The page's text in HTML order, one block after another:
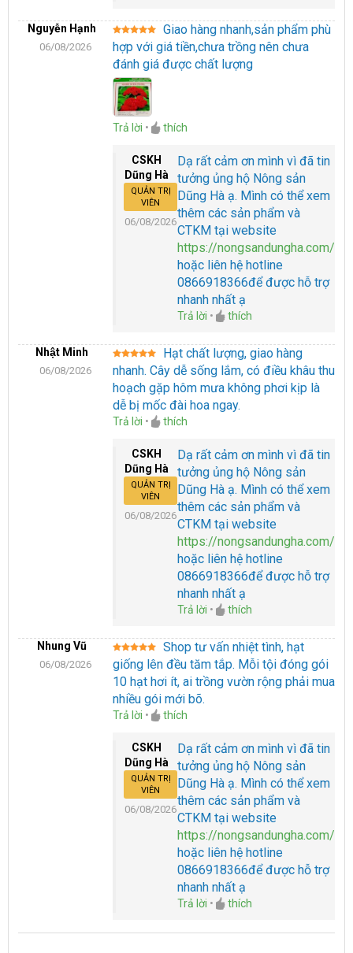
Nguyễn Hạnh
06/08/2026
Được xếp
hạng
55
sao
Giao hàng nhanh,sản phẩm phù
hợp với giá tiền,chưa trồng nên chưa
đánh giá được chất lượng
Trả lời • thích
CSKH
Dũng Hà
QUẢN TRỊ
VIÊN
06/08/2026
Dạ rất cảm ơn mình vì đã tin
tưởng ủng hộ Nông sản
Dũng Hà ạ. Mình có thể xem
thêm các sản phẩm và
CTKM tại website
https://nongsandungha.com/
hoặc liên hệ hotline
0866918366để được hỗ trợ
nhanh nhất ạ
Trả lời • thích
Nhật Minh
06/08/2026
Được xếp
hạng55
sao
Hạt chất lượng, giao hàng
nhanh. Cây dễ sống lắm, có điều khâu thu
hoạch gặp hôm mưa không phơi kịp là
dễ bị mốc đài hoa ngay.
Trả lời • thích
CSKH
Dũng Hà
QUẢN TRỊ
VIÊN
06/08/2026
Dạ rất cảm ơn mình vì đã tin
tưởng ủng hộ Nông sản
Dũng Hà ạ. Mình có thể xem
thêm các sản phẩm và
CTKM tại website
https://nongsandungha.com/
hoặc liên hệ hotline
0866918366để được hỗ trợ
nhanh nhất ạ
Trả lời • thích
Nhung Vũ
06/08/2026
Được xếp
hạng55
sao
Shop tư vấn nhiệt tình, hạt
giống lên đều tăm tắp. Mỗi tội đóng gói
10 hạt hơi ít, ai trồng vườn rộng phải mua
nhiều gói mới bõ.
Trả lời • thích
CSKH
Dũng Hà
QUẢN TRỊ
VIÊN
06/08/2026
Dạ rất cảm ơn mình vì đã tin
tưởng ủng hộ Nông sản
Dũng Hà ạ. Mình có thể xem
thêm các sản phẩm và
CTKM tại website
https://nongsandungha.com/
hoặc liên hệ hotline
0866918366để được hỗ trợ
nhanh nhất ạ
Trả lời • thích